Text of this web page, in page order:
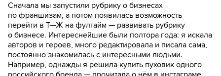
Сначала мы запустили рубрику о бизнесах
по франшизам, а потом появилась возможность
перейти в Т—Ж на фултайм — развивать рубрику
о бизнесе. Интереснейшие были полтора года: я искала
авторов и героев, много редактировала и писала сама,
постоянно знакомилась с интересными людьми.
Например, однажды я решила купить пуховик одного